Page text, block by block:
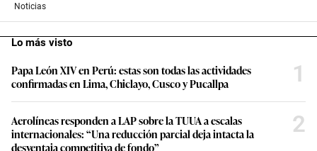
Noticias
Lo más visto
Papa León XIV en Perú: estas son todas las actividades
confirmadas en Lima, Chiclayo, Cusco y Pucallpa
1
Aerolíneas responden a LAP sobre la TUUA a escalas
internacionales: “Una reducción parcial deja intacta la
desventaja competitiva de fondo”
2